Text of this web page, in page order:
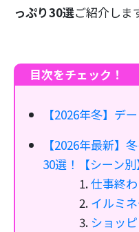
っぷり30選ご紹介しま
目次をチェック！
【2026年冬】デ
【2026年最新】
30選！【シーン別
仕事終
イルミ
ショッ